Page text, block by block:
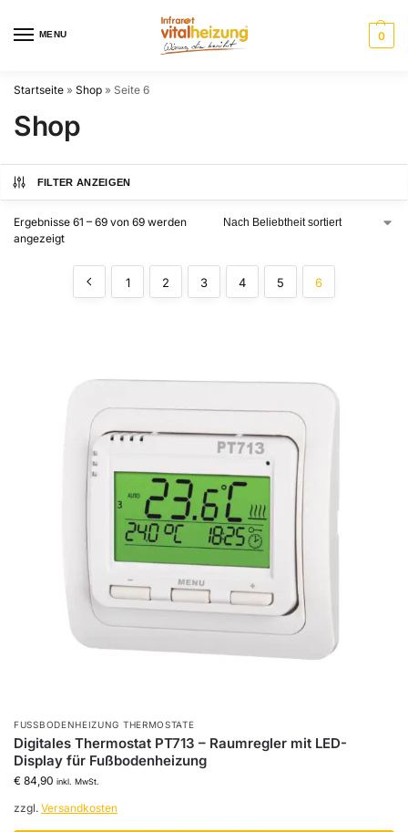
MENU 0
Startseite » Shop » Seite 6
Shop
FILTER ANZEIGEN
Ergebnisse 61 – 69 von 69 werden
angezeigt
1 2 3 4 5 6
FUSSBODENHEIZUNG THERMOSTATE
Digitales Thermostat PT713 – Raumregler mit LED-
Display für Fußbodenheizung
€ 84,90 inkl. MwSt.
zzgl. Versandkosten